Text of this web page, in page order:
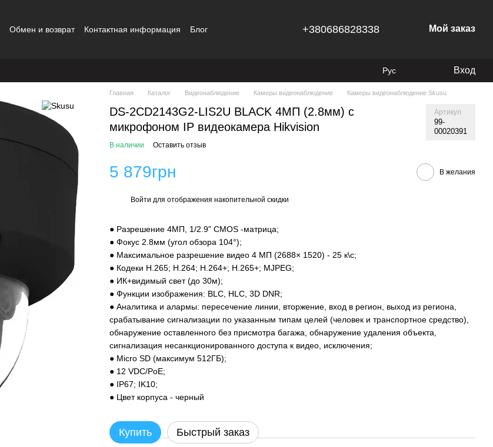
Обмен и возврат Контактная информация
Блог
+380686828338 Мой заказ
Рус Вход
Главная Каталог Видеонаблюдение Камеры видеонаблюдение Камеры видеонаблюдение Skusu
DS-2CD2143G2-LIS2U BLACK 4МП (2.8мм) с
микрофоном IP видеокамера Hikvision
Артикул
99-
00020391
В наличии Оставить отзыв
5 879грн В желания
Войти для отображения накопительной скидки
● Разрешение 4МП, 1/2.9" CMOS -матрица;
● Фокус 2.8мм (угол обзора 104°);
● Максимальное разрешение видео 4 МП (2688× 1520) - 25 к\с;
● Кодеки H.265; H.264; H.264+; H.265+; MJPEG;
● ИК+видимый свет (до 30м);
● Функции изображения: BLC, HLC, 3D DNR;
● Аналитика и алармы: пересечение линии, вторжение, вход в регион, выход из региона
срабатывание сигнализации по указанным типам целей (человек и транспортное средство),
обнаружение оставленного без присмотра багажа, обнаружение удаления объекта,
сигнализация несанкционированного доступа к видео, исключения;
● Micro SD (максимум 512ГБ);
● 12 VDC/PoE;
● IP67; IK10;
● Цвет корпуса - черный
Купить Быстрый заказ